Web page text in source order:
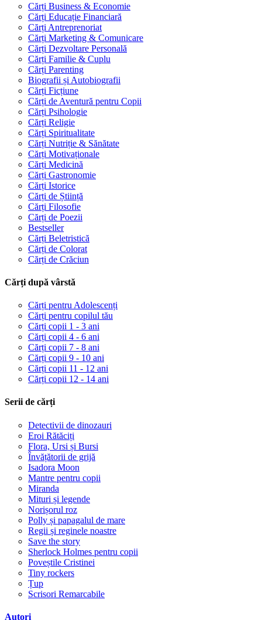
Cărți Business & Economie
Cărți Educație Financiară
Cărți Antreprenoriat
Cărți Marketing & Comunicare
Cărți Dezvoltare Personală
Cărți Familie & Cuplu
Cărți Parenting
Biografii și Autobiografii
Cărți Ficțiune
Cărți de Aventură pentru Copii
Cărți Psihologie
Cărți Religie
Cărți Spiritualitate
Cărți Nutriție & Sănătate
Cărți Motivaționale
Cărți Medicină
Cărți Gastronomie
Cărți Istorice
Cărți de Știință
Cărți Filosofie
Cărți de Poezii
Bestseller
Cărți Beletristică
Cărți de Colorat
Cărți de Crăciun
Cărți după vârstă
Cărți pentru Adolescenți
Cărți pentru copilul tău
Cărți copii 1 - 3 ani
Cărți copii 4 - 6 ani
Cărți copii 7 - 8 ani
Cărți copii 9 - 10 ani
Cărți copii 11 - 12 ani
Cărți copii 12 - 14 ani
Serii de cărți
Detectivii de dinozauri
Eroi Rătăciți
Flora, Ursi și Bursi
Învățătorii de grijă
Isadora Moon
Mantre pentru copii
Miranda
Mituri și legende
Norișorul roz
Polly și papagalul de mare
Regii și reginele noastre
Save the story
Sherlock Holmes pentru copii
Poveștile Cristinei
Tiny rockers
Țup
Scrisori Remarcabile
Autori